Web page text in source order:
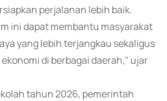
perjalanan lebih baik.
ini dapat membantu masyarakat
yang lebih terjangkau sekaligus
di berbagai daerah," ujar
tahun 2026, pemerintah